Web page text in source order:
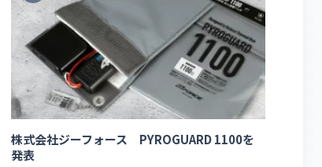
株式会社ジーフォース PYROGUARD 1100を
発表